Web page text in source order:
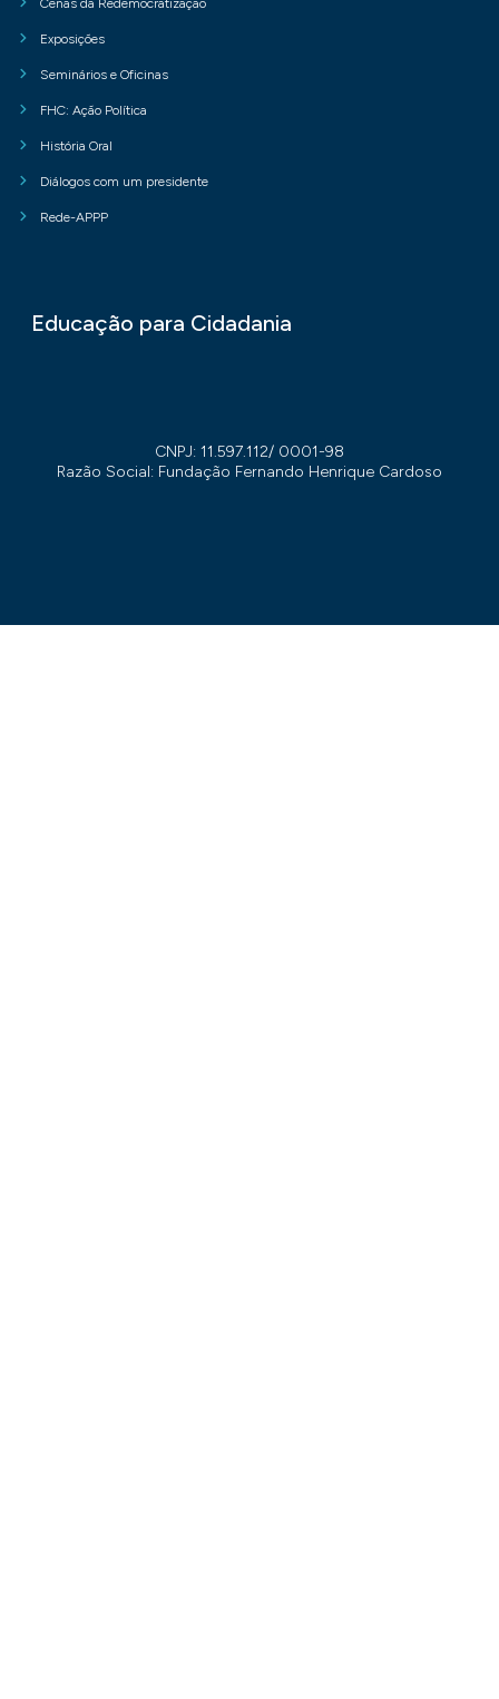
Cenas da Redemocratização
Exposições
Seminários e Oficinas
FHC: Ação Política
História Oral
Diálogos com um presidente
Rede-APPP
Educação para Cidadania
CNPJ: 11.597.112/ 0001-98
Razão Social: Fundação Fernando Henrique Cardoso